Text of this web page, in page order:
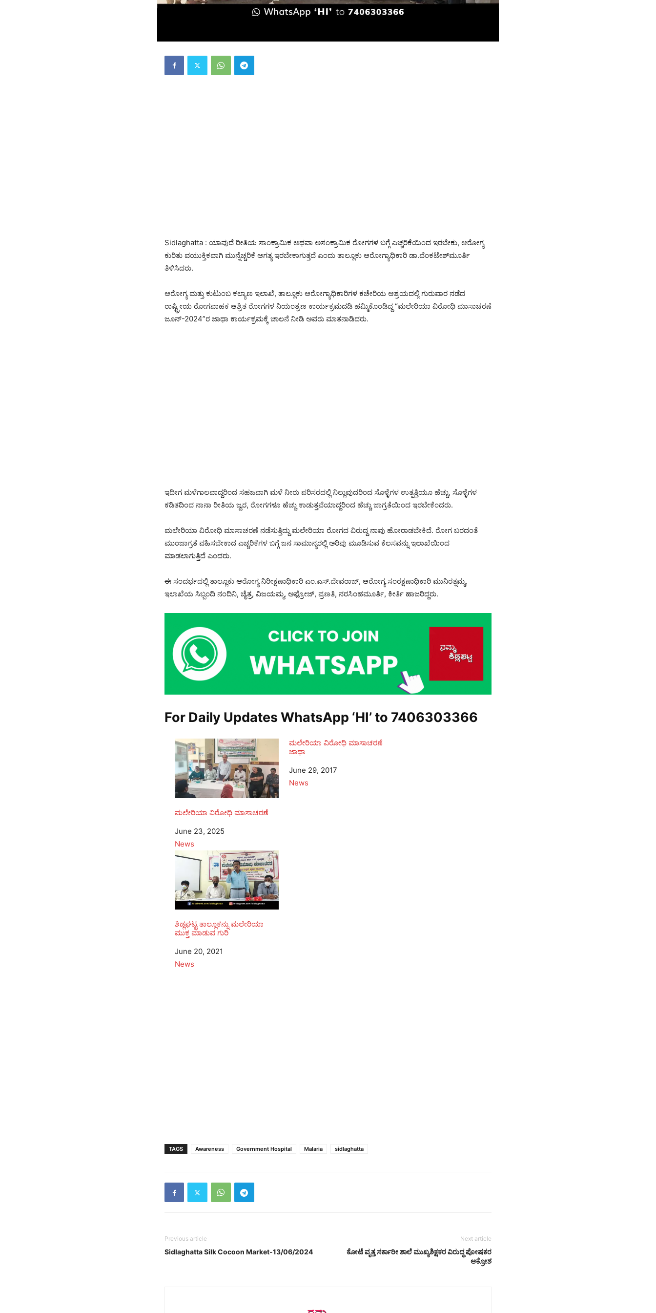
Sidlaghatta : ಯಾವುದೆ ರೀತಿಯ ಸಾಂಕ್ರಾಮಿಕ ಅಥವಾ ಅಸಂಕ್ರಾಮಿಕ ರೋಗಗಳ ಬಗ್ಗೆ ಎಚ್ಚರಿಕೆಯಿಂದ ಇರಬೇಕು, ಆರೋಗ್ಯ
ಕುರಿತು ವಯುಕ್ತಿಕವಾಗಿ ಮುನ್ನೆಚ್ಚರಿಕೆ ಅಗತ್ಯ ಇರಬೇಕಾಗುತ್ತದೆ ಎಂದು ತಾಲ್ಲೂಕು ಆರೋಗ್ಯಾಧಿಕಾರಿ ಡಾ.ವೆಂಕಟೇಶ್‌ಮೂರ್ತಿ
ತಿಳಿಸಿದರು.
ಆರೋಗ್ಯ ಮತ್ತು ಕುಟುಂಬ ಕಲ್ಯಾಣ ಇಲಾಖೆ, ತಾಲ್ಲೂಕು ಆರೋಗ್ಯಾಧಿಕಾರಿಗಳ ಕಚೇರಿಯ ಆಶ್ರಯದಲ್ಲಿ ಗುರುವಾರ ನಡೆದ
ರಾಷ್ಟ್ರೀಯ ರೋಗವಾಹಕ ಆಶ್ರಿತ ರೋಗಗಳ ನಿಯಂತ್ರಣ ಕಾರ್ಯಕ್ರಮದಡಿ ಹಮ್ಮಿಕೊಂಡಿದ್ದ “ಮಲೇರಿಯಾ ವಿರೋಧಿ ಮಾಸಾಚರಣೆ
ಜೂನ್-2024”ರ ಜಾಥಾ ಕಾರ್ಯಕ್ರಮಕ್ಕೆ ಚಾಲನೆ ನೀಡಿ ಅವರು ಮಾತನಾಡಿದರು.
ಇದೀಗ ಮಳೆಗಾಲವಾದ್ದರಿಂದ ಸಹಜವಾಗಿ ಮಳೆ ನೀರು ಪರಿಸರದಲ್ಲಿ ನಿಲ್ಲುವುದರಿಂದ ಸೊಳ್ಳೆಗಳ ಉತ್ಪತ್ತಿಯೂ ಹೆಚ್ಚು, ಸೊಳ್ಳೆಗಳ
ಕಡಿತದಿಂದ ನಾನಾ ರೀತಿಯ ಜ್ವರ, ರೋಗಗಳೂ ಹೆಚ್ಚು ಕಾಡುತ್ತವೆಯಾದ್ದರಿಂದ ಹೆಚ್ಚು ಜಾಗ್ರತೆಯಿಂದ ಇರಬೇಕೆಂದರು.
ಮಲೇರಿಯಾ ವಿರೋಧಿ ಮಾಸಾಚರಣೆ ನಡೆಸುತ್ತಿದ್ದು ಮಲೇರಿಯಾ ರೋಗದ ವಿರುದ್ದ ನಾವು ಹೋರಾಡಬೇಕಿದೆ. ರೋಗ ಬರದಂತೆ
ಮುಂಜಾಗ್ರತೆ ವಹಿಸಬೇಕಾದ ಎಚ್ಚರಿಕೆಗಳ ಬಗ್ಗೆ ಜನ ಸಾಮಾನ್ಯರಲ್ಲಿ ಅರಿವು ಮೂಡಿಸುವ ಕೆಲಸವನ್ನು ಇಲಾಖೆಯಿಂದ
ಮಾಡಲಾಗುತ್ತಿದೆ ಎಂದರು.
ಈ ಸಂದರ್ಭದಲ್ಲಿ ತಾಲ್ಲೂಕು ಆರೋಗ್ಯ ನಿರೀಕ್ಷಣಾಧಿಕಾರಿ ಎಂ.ಎಸ್.ದೇವರಾಜ್, ಆರೋಗ್ಯ ಸಂರಕ್ಷಣಾಧಿಕಾರಿ ಮುನಿರತ್ನಮ್ಮ,
ಇಲಾಖೆಯ ಸಿಬ್ಬಂದಿ ನಂದಿನಿ, ಚೈತ್ರ, ವಿಜಯಮ್ಮ, ಅಫ್ರೋಜ್, ಪ್ರಣತಿ, ನರಸಿಂಹಮೂರ್ತಿ, ಕೀರ್ತಿ ಹಾಜರಿದ್ದರು.
For Daily Updates WhatsApp ‘HI’ to 7406303366
ಮಲೇರಿಯಾ ವಿರೋಧಿ ಮಾಸಾಚರಣೆ
Date
June 23, 2025
In relation to
News
ಮಲೇರಿಯಾ ವಿರೋಧಿ ಮಾಸಾಚರಣೆ
ಜಾಥಾ
Date
June 29, 2017
In relation to
News
ಶಿಡ್ಲಘಟ್ಟ ತಾಲ್ಲೂಕನ್ನು ಮಲೇರಿಯಾ
ಮುಕ್ತ ಮಾಡುವ ಗುರಿ
Date
June 20, 2021
In relation to
News
TAGS Awareness Government Hospital Malaria sidlaghatta
Previous article
Sidlaghatta Silk Cocoon Market-13/06/2024
Next article
ಕೋಟೆ ವೃತ್ತ ಸರ್ಕಾರೀ ಶಾಲೆ ಮುಖ್ಯಶಿಕ್ಷಕರ ವಿರುದ್ಧ ಪೋಷಕರ
ಆಕ್ರೋಶ